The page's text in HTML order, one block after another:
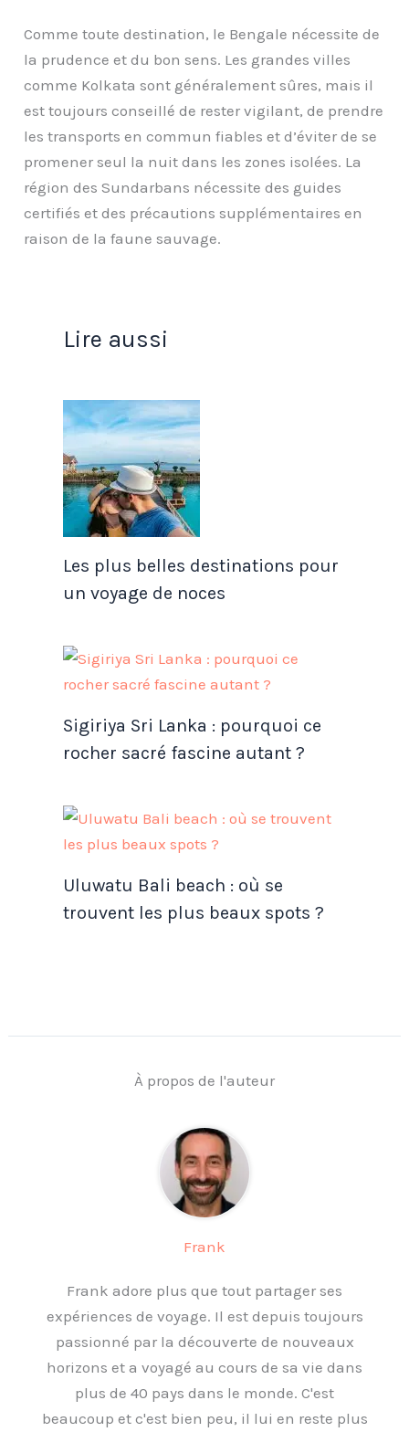
Comme toute destination, le Bengale nécessite de
la prudence et du bon sens. Les grandes villes
comme Kolkata sont généralement sûres, mais il
est toujours conseillé de rester vigilant, de prendre
les transports en commun fiables et d’éviter de se
promener seul la nuit dans les zones isolées. La
région des Sundarbans nécessite des guides
certifiés et des précautions supplémentaires en
raison de la faune sauvage.
Lire aussi
Les plus belles destinations pour
un voyage de noces
Sigiriya Sri Lanka : pourquoi ce
rocher sacré fascine autant ?
Uluwatu Bali beach : où se
trouvent les plus beaux spots ?
À propos de l'auteur
Frank
Frank adore plus que tout partager ses
expériences de voyage. Il est depuis toujours
passionné par la découverte de nouveaux
horizons et a voyagé au cours de sa vie dans
plus de 40 pays dans le monde. C'est
beaucoup et c'est bien peu, il lui en reste plus